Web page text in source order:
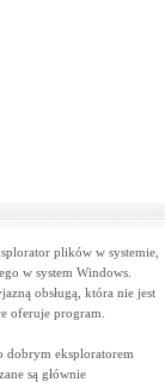
plików w systemie,
w system Windows.
obsługą, która nie jest
oferuje program.
dobrym eksploratorem
są głównie